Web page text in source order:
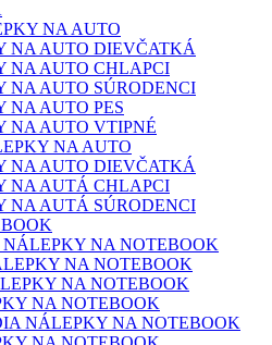
NA AUTO
NA AUTO DIEVČATKÁ
NA AUTO CHLAPCI
NA AUTO SÚRODENCI
NA AUTO PES
NA AUTO VTIPNÉ
NA AUTO
NA AUTO DIEVČATKÁ
NA AUTÁ CHLAPCI
NA AUTÁ SÚRODENCI
NA NOTEBOOK
NA NOTEBOOK
NA NOTEBOOK
NA NOTEBOOK
NÁLEPKY NA NOTEBOOK